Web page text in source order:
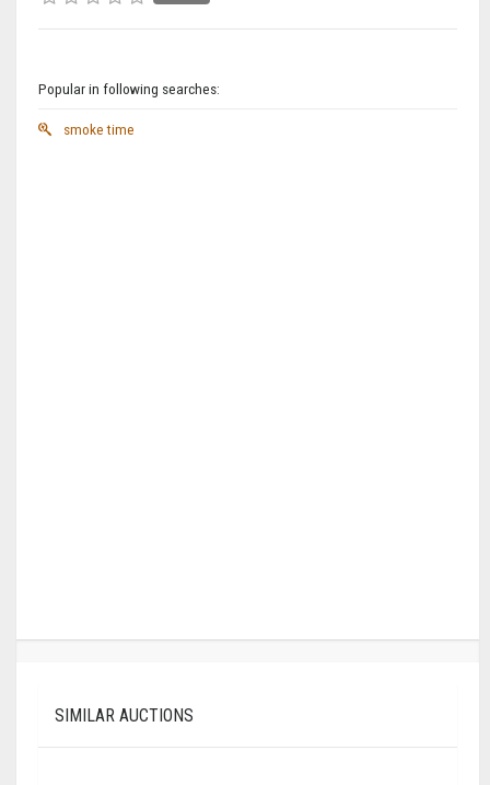
Popular in following searches:
smoke time
SIMILAR AUCTIONS